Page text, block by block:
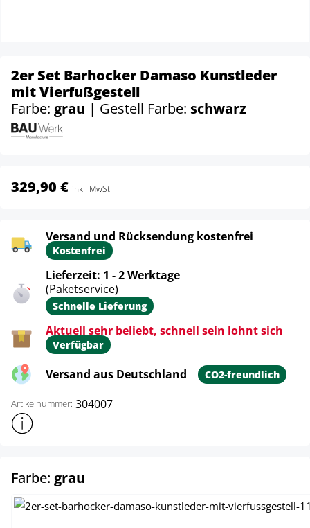
2er Set Barhocker Damaso Kunstleder
mit Vierfußgestell
Farbe: grau | Gestell Farbe: schwarz
329,90 € inkl. MwSt.
Versand und Rücksendung kostenfrei
Kostenfrei
Lieferzeit: 1 - 2 Werktage
(Paketservice)
Schnelle Lieferung
Aktuell sehr beliebt, schnell sein lohnt sich
Verfügbar
Versand aus Deutschland CO2-freundlich
Artikelnummer: 304007
Weitere Produktinformationen anzeigen
Farbe: grau